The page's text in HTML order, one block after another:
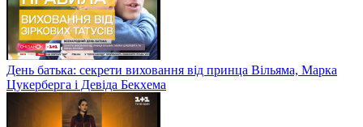
День батька: секрети виховання від принца Вільяма, Марка
Цукерберга і Девіда Бекхема